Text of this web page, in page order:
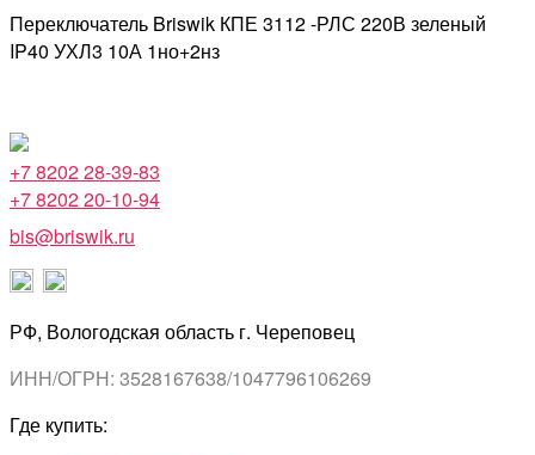
Переключатель Briswik КПЕ 3112 -РЛС 220В зеленый
IP40 УХЛ3 10А 1но+2нз
+7 8202 28-39-83
+7 8202 20-10-94
bis@briswik.ru
РФ, Вологодская область г. Череповец
ИНН/ОГРН: 3528167638/1047796106269
Где купить: